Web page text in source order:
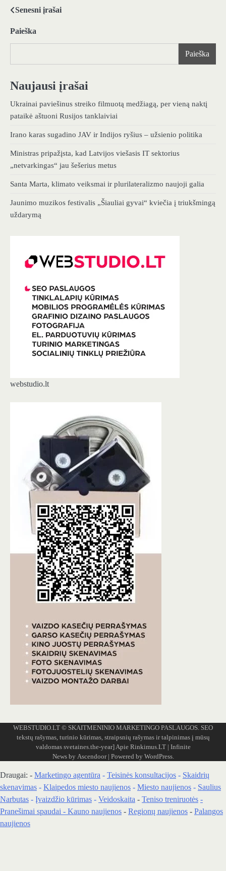
Navigacija
tarp
Senesni įrašai
Paieška
Paieška
Naujausi įrašai
Ukrainai paviešinus streiko filmuotą medžiagą, per vieną naktį
pataikė aštuoni Rusijos tanklaiviai
Irano karas sugadino JAV ir Indijos ryšius – užsienio politika
Ministras pripažįsta, kad Latvijos viešasis IT sektorius
„netvarkingas“ jau šešerius metus
Santa Marta, klimato veiksmai ir plurilateralizmo naujoji galia
Jaunimo muzikos festivalis „Šiauliai gyvai“ kviečia į triukšmingą
uždarymą
webstudio.lt
WEBSTUDIO.LT © SKAITMENINIO MARKETINGO PASLAUGOS. SEO
tekstų rašymas, turinio kūrimas, straipsnių rašymas ir talpinimas į mūsų
valdomas svetaines.the-year] Apie Rinkimus.LT| Infinite
News by Ascendoor| Powered by WordPress.
Draugai: - Marketingo agentūra - Teisinės konsultacijos - Skaidrių
skenavimas - Klaipedos miesto naujienos - Miesto naujienos - Saulius
Narbutas - Įvaizdžio kūrimas - Veidoskaita - Teniso treniruotės -
Pranešimai spaudai - Kauno naujienos - Regionų naujienos - Palangos
naujienos